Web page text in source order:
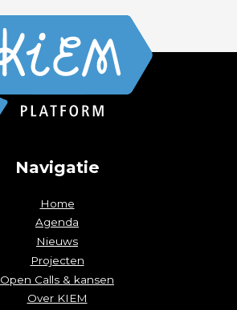
Navigatie
Home
Agenda
Nieuws
Projecten
Open Calls & kansen
Over KIEM